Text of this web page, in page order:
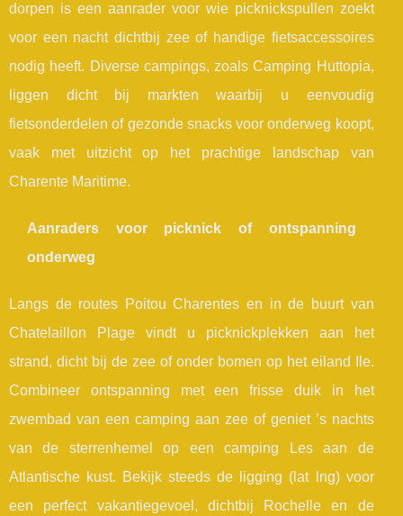
dorpen is een aanrader voor wie picknickspullen zoekt
voor een nacht dichtbij zee of handige fietsaccessoires
nodig heeft. Diverse campings, zoals Camping Huttopia,
liggen dicht bij markten waarbij u eenvoudig
fietsonderdelen of gezonde snacks voor onderweg koopt,
vaak met uitzicht op het prachtige landschap van
Charente Maritime.
Aanraders voor picknick of ontspanning
onderweg
Langs de routes Poitou Charentes en in de buurt van
Chatelaillon Plage vindt u picknickplekken aan het
strand, dicht bij de zee of onder bomen op het eiland Ile.
Combineer ontspanning met een frisse duik in het
zwembad van een camping aan zee of geniet ’s nachts
van de sterrenhemel op een camping Les aan de
Atlantische kust. Bekijk steeds de ligging (lat lng) voor
een perfect vakantiegevoel, dichtbij Rochelle en de